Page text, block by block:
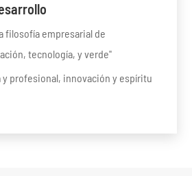
filosofía empresarial de
tecnología, y verde"
y profesional, innovación y espíritu